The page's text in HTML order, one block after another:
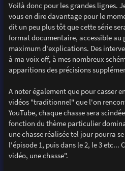
Voilà donc pour les grandes lignes.
vous en dire davantage pour le
dit un peu plus tôt que cette série
format documentaire, accessible au
maximum d'explications. Des
à ma voix off, à mes nombreux
apparitions des précisions
A noter également que pour casser
vidéos "traditionnel" que l'on
YouTube, chaque chasse sera
fonction du thème particulier
une chasse réalisée tel jour pourra
l'épisode 1, puis dans le 2, le 3 etc...
vidéo, une chasse".